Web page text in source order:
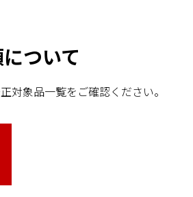
ついて
対象品一覧をご確認ください。